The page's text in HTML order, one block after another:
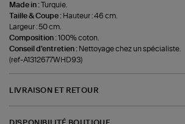
Made in :Turquie.
Taille & Coupe : Hauteur : 46 cm.
Largeur : 50 cm.
Composition :100% coton.
Conseil d'entretien : Nettoyage chez un spécialiste.
(ref-A1312677WHD93)
LIVRAISON ET RETOUR